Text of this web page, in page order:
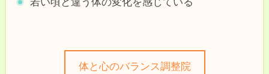
体と心のバランス調整院